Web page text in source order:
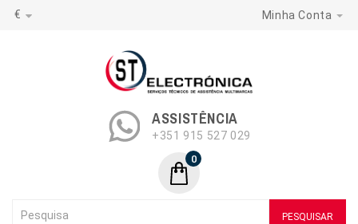
€ Minha Conta
ASSISTÊNCIA
+351 915 527 029
0
PESQUISAR